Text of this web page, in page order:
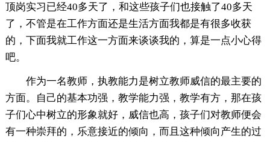
顶岗实习已经40多天了，和这些孩子们也接触了40多天
了，不管是在工作方面还是生活方面我都是有很多收获
的，下面我就工作这一方面来谈谈我的，算是一点小心得
吧。
作为一名教师，执教能力是树立教师威信的最主要的
方面。自己的基本功强，教学能力强，教学有方，那在孩
子们心中树立的形象就好，威信也高，孩子们对教师便会
有一种崇拜的，乐意接近的倾向，而且这种倾向产生的过